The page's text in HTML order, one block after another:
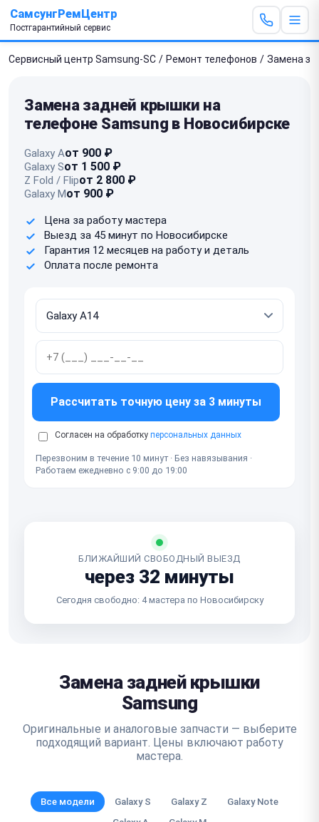
СамсунгРемЦентр
Постгарантийный сервис
Сервисный центр Samsung-SC / Ремонт телефонов / Замена
Замена задней крышки на
телефоне Samsung в Новосибирске
Galaxy Aот 900 ₽
Galaxy Sот 1 500 ₽
Z Fold / Flipот 2 800 ₽
Galaxy Mот 900 ₽
Цена за работу мастера
Выезд за 45 минут по Новосибирске
Гарантия 12 месяцев на работу и деталь
Оплата после ремонта
Рассчитать точную цену за 3 минуты
Согласен на обработку персональных данных
Перезвоним в течение 10 минут · Без навязывания ·
Работаем ежедневно с 9:00 до 19:00
БЛИЖАЙШИЙ СВОБОДНЫЙ ВЫЕЗД
через 32 минуты
Сегодня свободно: 4 мастера по Новосибирску
Замена задней крышки
Samsung
Оригинальные и аналоговые запчасти — выберите
подходящий вариант. Цены включают работу
мастера.
Все модели Galaxy S Galaxy Z
Galaxy Note